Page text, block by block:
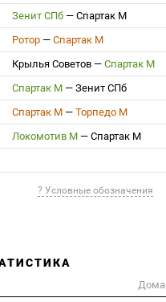
Зенит СПб — Спартак М
Ротор — Спартак М
Крылья Советов — Спартак М
Спартак М — Зенит СПб
Спартак М — Торпедо М
Локомотив М — Спартак М
? Условные обозначения
Дома